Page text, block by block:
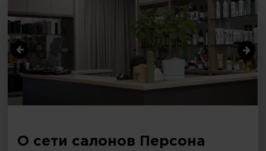
О сети салонов Персона